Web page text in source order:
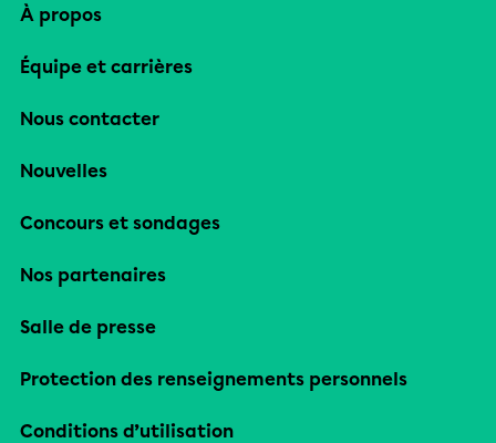
À propos
Équipe et carrières
Nous contacter
Nouvelles
Concours et sondages
Nos partenaires
Salle de presse
Protection des renseignements personnels
Conditions d’utilisation